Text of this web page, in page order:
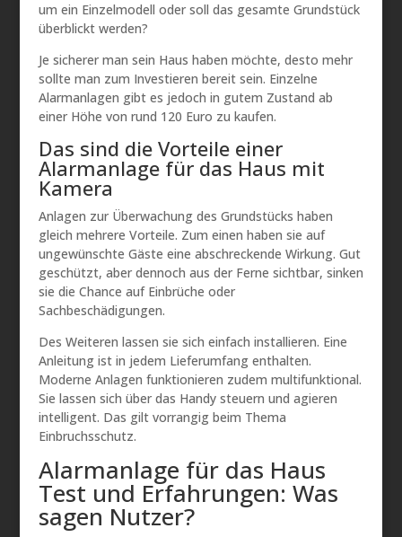
um ein Einzelmodell oder soll das gesamte Grundstück
überblickt werden?
Je sicherer man sein Haus haben möchte, desto mehr
sollte man zum Investieren bereit sein. Einzelne
Alarmanlagen gibt es jedoch in gutem Zustand ab
einer Höhe von rund 120 Euro zu kaufen.
Das sind die Vorteile einer
Alarmanlage für das Haus mit
Kamera
Anlagen zur Überwachung des Grundstücks haben
gleich mehrere Vorteile. Zum einen haben sie auf
ungewünschte Gäste eine abschreckende Wirkung. Gut
geschützt, aber dennoch aus der Ferne sichtbar, sinken
sie die Chance auf Einbrüche oder
Sachbeschädigungen.
Des Weiteren lassen sie sich einfach installieren. Eine
Anleitung ist in jedem Lieferumfang enthalten.
Moderne Anlagen funktionieren zudem multifunktional.
Sie lassen sich über das Handy steuern und agieren
intelligent. Das gilt vorrangig beim Thema
Einbruchsschutz.
Alarmanlage für das Haus
Test und Erfahrungen: Was
sagen Nutzer?